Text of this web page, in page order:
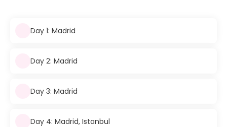
Day 1: Madrid
Day 2: Madrid
Day 3: Madrid
Day 4: Madrid, Istanbul